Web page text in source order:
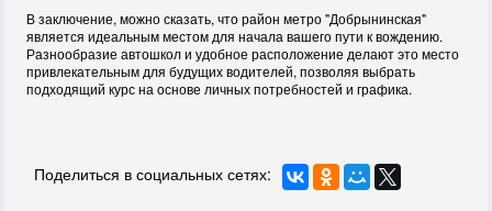
В заключение, можно сказать, что район метро "Добрынинская"
является идеальным местом для начала вашего пути к вождению.
Разнообразие автошкол и удобное расположение делают это место
привлекательным для будущих водителей, позволяя выбрать
подходящий курс на основе личных потребностей и графика.
Поделиться в социальных сетях: